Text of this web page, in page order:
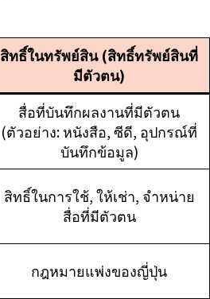
สิทธิ์ในทรัพย์สิน (สิทธิ์ทรัพย์สินที่
มีตัวตน)
สื่อที่บันทึกผลงานที่มีตัวตน
(ตัวอย่าง: หนังสือ, ซีดี, อุปกรณ์ที่
บันทึกข้อมูล)
สิทธิ์ในการใช้, ให้เช่า, จำหน่าย
สื่อที่มีตัวตน
กฎหมายแพ่งของญี่ปุ่น